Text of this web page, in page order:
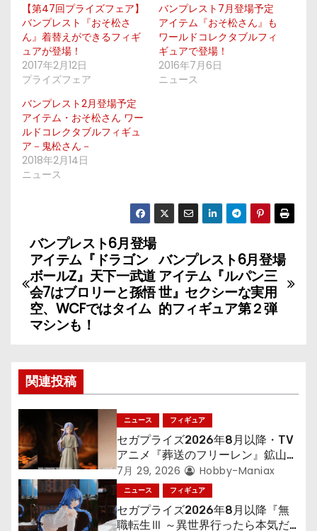
【第47回プライズフェア】
バンプレスト『おそ松さ
ん』着替えができるフィギ
ュアが登場！
2017年2月12日
プライズフェア
バンプレスト7月登場予定
アイテム『おそ松さん』も
ワールドコレクタブルフィ
ギュアで登場！
2016年7月6日
ニュース
バンプレスト2月登場予定
アイテム・おそ松さん ワー
ルドコレクタブルフィギュ
ア－鬼松さん－
2018年2月14日
ニュース
投
稿
ナ
ビ
ゲ
ー
シ
ョ
ン
バンプレスト6月登場
アイテム『ルパン三
世』セクシーな実用
的フィギュア第２弾
バンプレスト6月登場
アイテム『ドラゴン
ボールZ』天下一武道
会7はブロリーと孫悟
空、WCFではタイム
マシンも！
関連投稿
ニュース フィギュア
セガプライズ2026年8月以降・TV
アニメ『葬送のフリーレン』鉱山で
300年働くことになっっちゃった
「フリーレン」を立体化！
7月 29, 2026 Hobby-Maniax
ニュース フィギュア
セガプライズ2026年8月以降『無
職転生Ⅲ ～異世界行ったら本気だ